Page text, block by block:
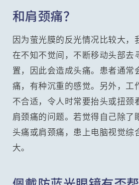
和肩颈痛？
因为萤光膜的反光情况比较大，
在不知不觉间，不断移动头部去
置，因此会造成头痛。患者通常
痛，有种沉重的感觉。另外，工
不合适，令人时常要抬头或扭颈
肩颈痛的问题。若觉得自己除了
头痛或肩颈痛，患上电脑视觉综
大。